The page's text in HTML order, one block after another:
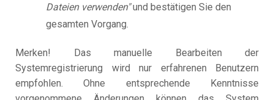
Dateien verwenden"und bestätigen Sie den
gesamten Vorgang.
Merken! Das manuelle Bearbeiten der
Systemregistrierung wird nur erfahrenen Benutzern
empfohlen. Ohne entsprechende Kenntnisse